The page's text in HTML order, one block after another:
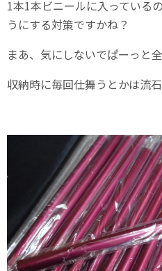
1本1本ビニールに入っている
うにする対策ですかね？
まあ、気にしないでぱーっと
収納時に毎回仕舞うとかは流